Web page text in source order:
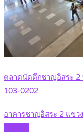
ตลาดนัดตึกชาญอิสระ 2
103-0202
อาคารชาญอิสระ 2 แขว